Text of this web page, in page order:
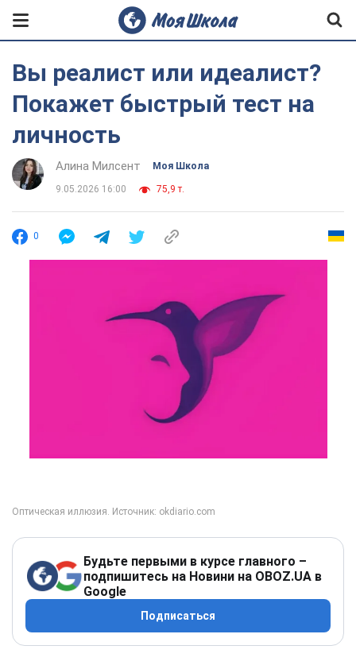
Вы реалист или идеалист?
Покажет быстрый тест на
личность
Алина Милсент Моя Школа
9.05.2026 16:00 75,9 т.
0
Будьте первыми в курсе главного –
подпишитесь на Новини на OBOZ.UA в
Google
Подписаться